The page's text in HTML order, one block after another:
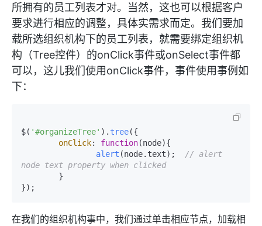
所拥有的员工列表才对。当然，这也可以根据客户
要求进行相应的调整，具体实需求而定。我们要加
载所选组织机构下的员工列表，就需要绑定组织机
构（Tree控件）的onClick事件或onSelect事件都
可以，这儿我们使用onClick事件，事件使用事例如
下：
$( '#organizeTree' ). tree({
onClick: function(node){
alert (node. text);
// alert
node text property when clicked
在我们的组织机构事中，我们通过单击相应节点，加载相